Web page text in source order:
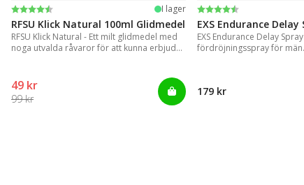
Betyg:
4.4 utav 5 stjärnor I lager
RFSU Klick Natural 100ml Glidmedel
RFSU Klick Natural - Ett milt glidmedel med
noga utvalda råvaror för att kunna erbjuda
49 kr
99 kr
Betyg:
4.2 utav 5 stjärnor
EXS Endurance Delay
EXS Endurance Delay
fördröjningsspray för män.
179 kr